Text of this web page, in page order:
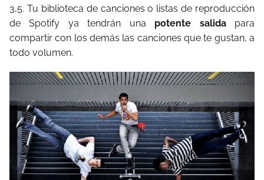
3,5. Tu biblioteca de canciones o listas de reproducción
de Spotify ya tendrán una potente salida para
compartir con los demás las canciones que te gustan, a
todo volumen.